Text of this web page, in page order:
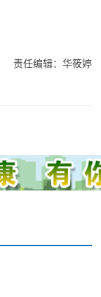
责任编辑：华筱婷